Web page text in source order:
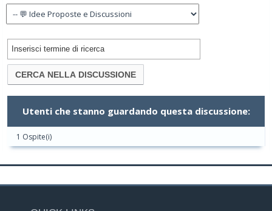
Utenti che stanno guardando questa discussione:
1 Ospite(i)